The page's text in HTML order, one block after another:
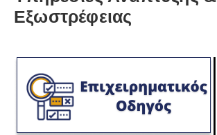
Εξωστρέφειας